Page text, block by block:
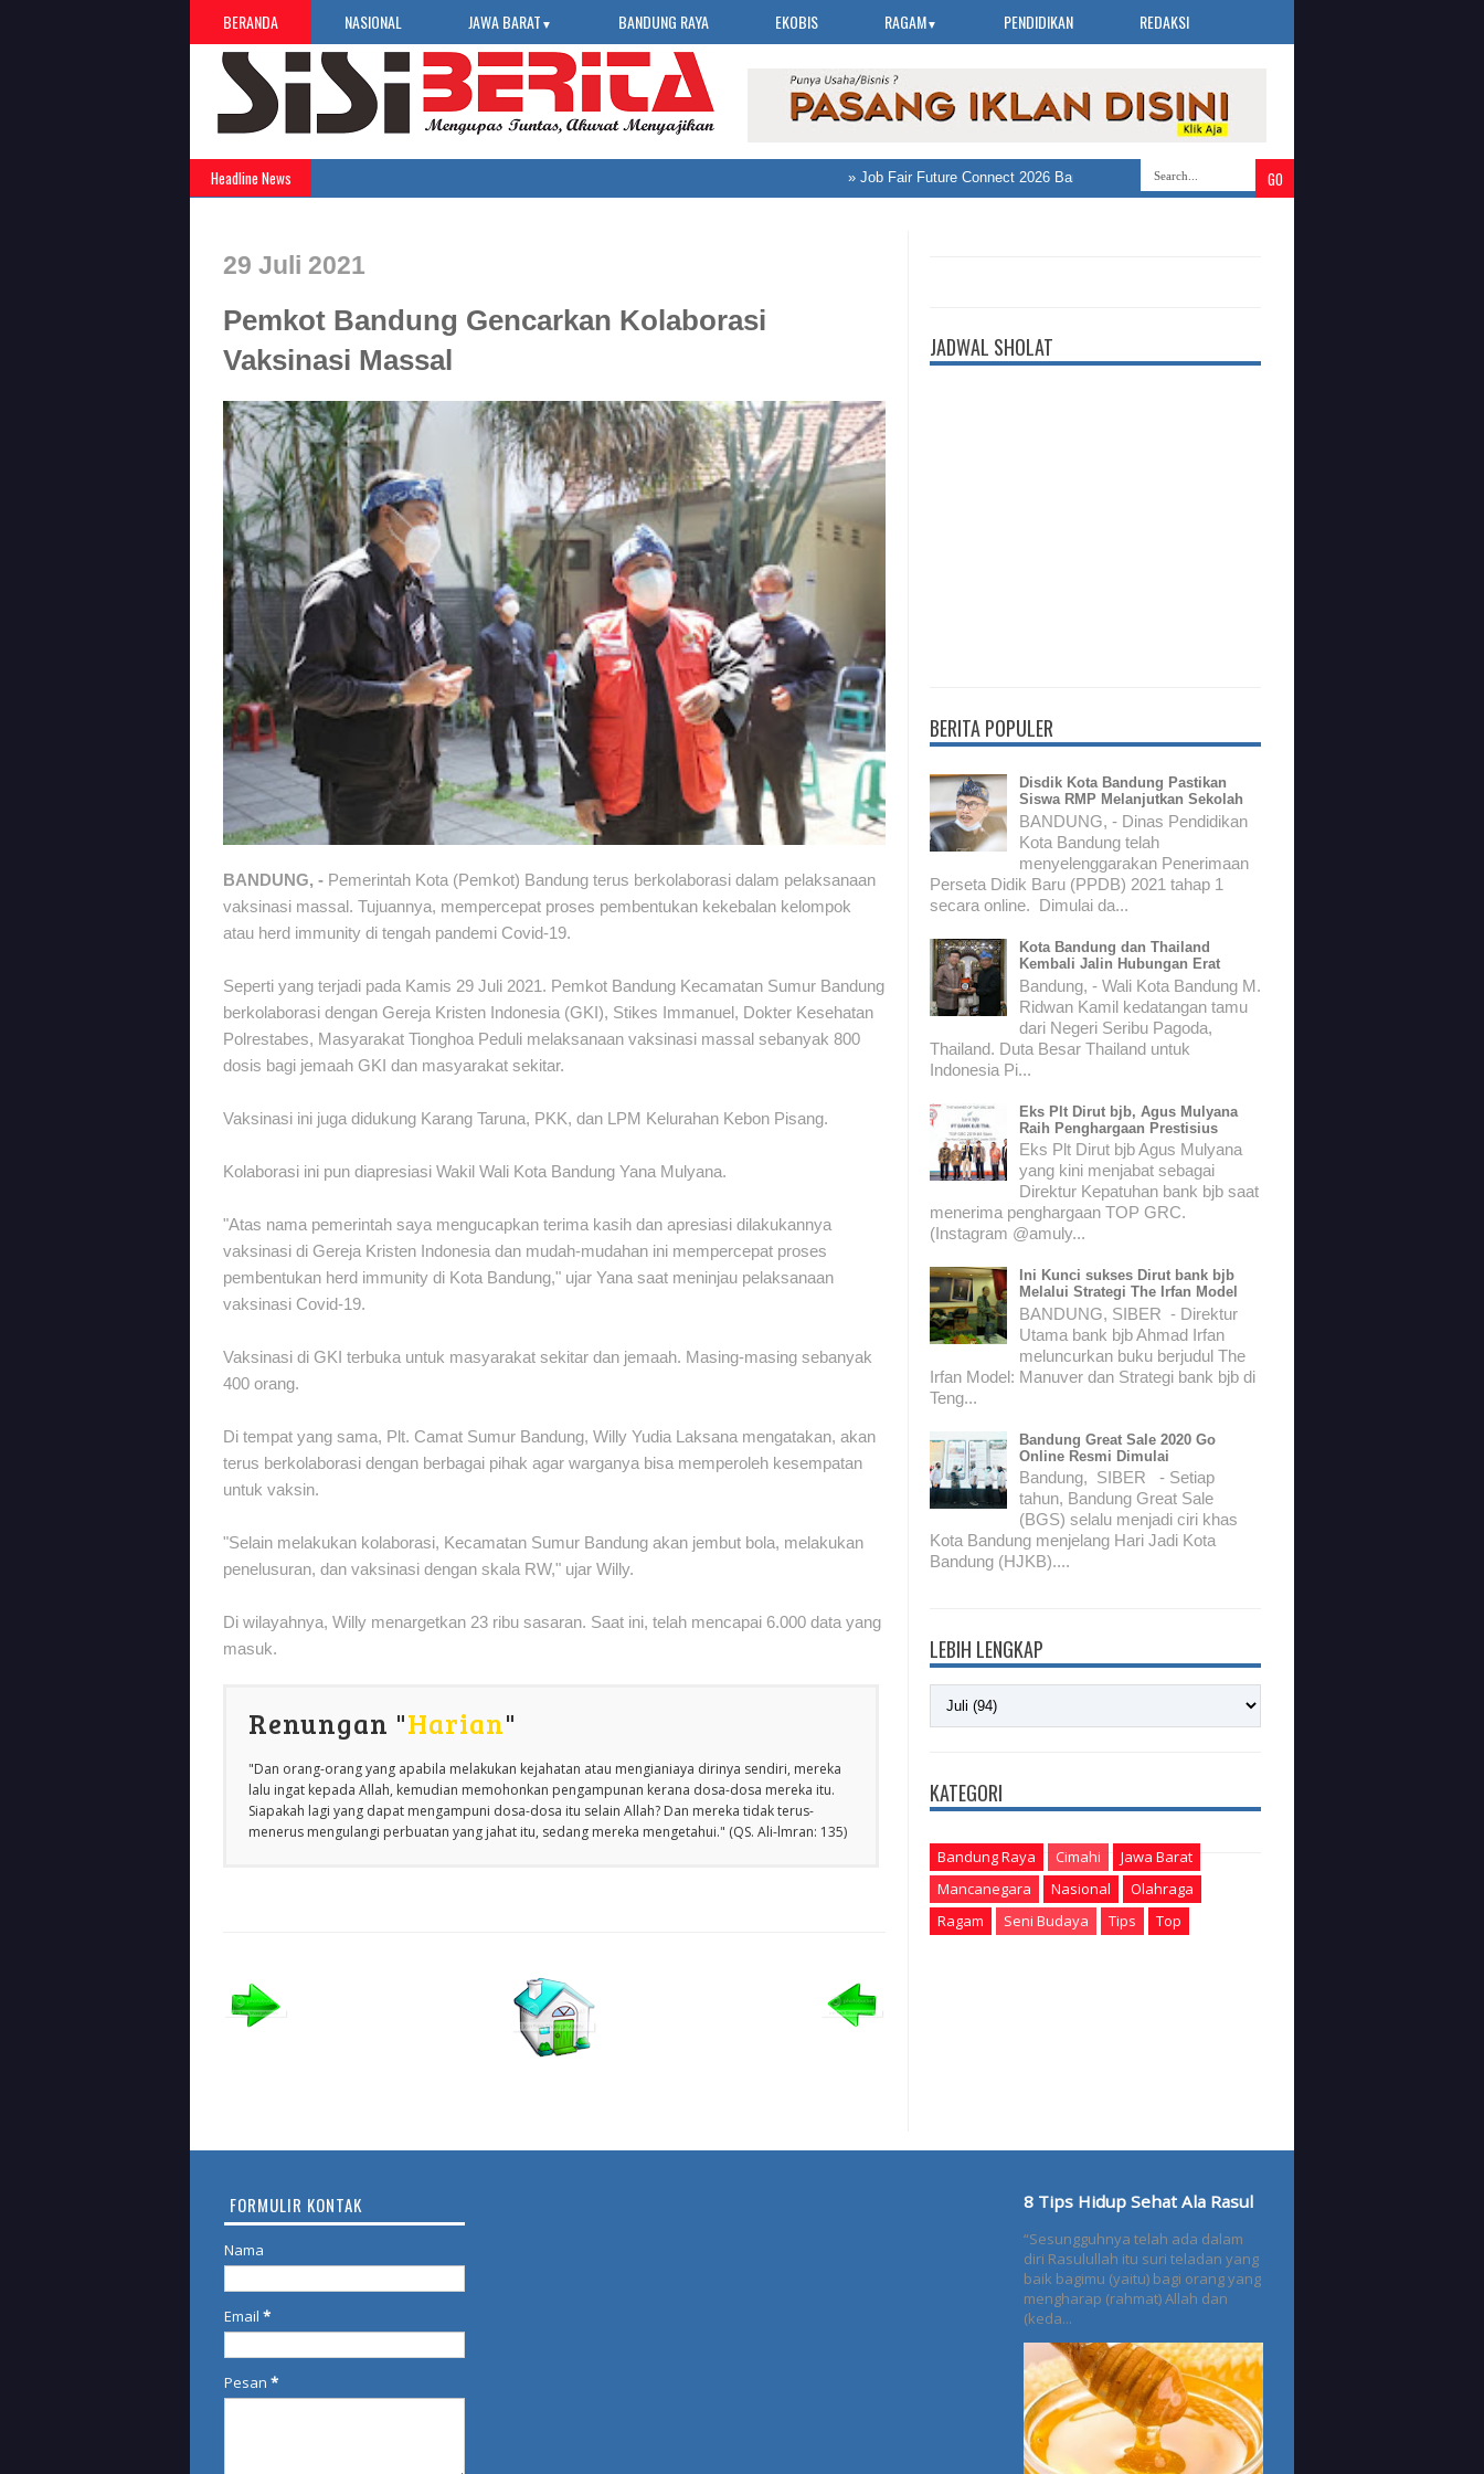
BERANDA NASIONAL JAWA BARAT ▼ BANDUNG RAYA EKOBIS RAGAM▼ PENDIDIKAN REDAKSI
Headline News Job Fair Future Connect 2026 Bandung Selatan Buka 3.019 Lowongan Kerja dari 30 Perusahaan
29 Juli 2021
Pemkot Bandung Gencarkan Kolaborasi
Vaksinasi Massal
BANDUNG, - Pemerintah Kota (Pemkot) Bandung terus berkolaborasi dalam pelaksanaan
vaksinasi massal. Tujuannya, mempercepat proses pembentukan kekebalan kelompok
atau herd immunity di tengah pandemi Covid-19.
Seperti yang terjadi pada Kamis 29 Juli 2021. Pemkot Bandung Kecamatan Sumur Bandung
berkolaborasi dengan Gereja Kristen Indonesia (GKI), Stikes Immanuel, Dokter Kesehatan
Polrestabes, Masyarakat Tionghoa Peduli melaksanaan vaksinasi massal sebanyak 800
dosis bagi jemaah GKI dan masyarakat sekitar.
Vaksinasi ini juga didukung Karang Taruna, PKK, dan LPM Kelurahan Kebon Pisang.
Kolaborasi ini pun diapresiasi Wakil Wali Kota Bandung Yana Mulyana.
"Atas nama pemerintah saya mengucapkan terima kasih dan apresiasi dilakukannya
vaksinasi di Gereja Kristen Indonesia dan mudah-mudahan ini mempercepat proses
pembentukan herd immunity di Kota Bandung," ujar Yana saat meninjau pelaksanaan
vaksinasi Covid-19.
Vaksinasi di GKI terbuka untuk masyarakat sekitar dan jemaah. Masing-masing sebanyak
400 orang.
Di tempat yang sama, Plt. Camat Sumur Bandung, Willy Yudia Laksana mengatakan, akan
terus berkolaborasi dengan berbagai pihak agar warganya bisa memperoleh kesempatan
untuk vaksin.
"Selain melakukan kolaborasi, Kecamatan Sumur Bandung akan jembut bola, melakukan
penelusuran, dan vaksinasi dengan skala RW," ujar Willy.
Di wilayahnya, Willy menargetkan 23 ribu sasaran. Saat ini, telah mencapai 6.000 data yang
masuk.
Renungan "Harian"
"Dan orang-orang yang apabila melakukan kejahatan atau mengianiaya dirinya sendiri, mereka
lalu ingat kepada Allah, kemudian memohonkan pengampunan kerana dosa-dosa mereka itu.
Siapakah lagi yang dapat mengampuni dosa-dosa itu selain Allah? Dan mereka tidak terus-
menerus mengulangi perbuatan yang jahat itu, sedang mereka mengetahui." (QS. Ali-lmran: 135)
JADWAL SHOLAT
BERITA POPULER
Disdik Kota Bandung Pastikan
Siswa RMP Melanjutkan Sekolah
BANDUNG, - Dinas Pendidikan
Kota Bandung telah
menyelenggarakan Penerimaan
Perseta Didik Baru (PPDB) 2021 tahap 1
secara online. Dimulai da...
Kota Bandung dan Thailand
Kembali Jalin Hubungan Erat
Bandung, - Wali Kota Bandung M.
Ridwan Kamil kedatangan tamu
dari Negeri Seribu Pagoda,
Thailand. Duta Besar Thailand untuk
Indonesia Pi...
Eks Plt Dirut bjb, Agus Mulyana
Raih Penghargaan Prestisius
Eks Plt Dirut bjb Agus Mulyana
yang kini menjabat sebagai
Direktur Kepatuhan bank bjb saat
menerima penghargaan TOP GRC.
(Instagram @amuly...
Ini Kunci sukses Dirut bank bjb
Melalui Strategi The Irfan Model
BANDUNG, SIBER - Direktur
Utama bank bjb Ahmad Irfan
meluncurkan buku berjudul The
Irfan Model: Manuver dan Strategi bank bjb di
Teng...
Bandung Great Sale 2020 Go
Online Resmi Dimulai
Bandung, SIBER - Setiap
tahun, Bandung Great Sale
(BGS) selalu menjadi ciri khas
Kota Bandung menjelang Hari Jadi Kota
Bandung (HJKB)....
LEBIH LENGKAP
KATEGORI
Bandung Raya Cimahi
Jawa Barat
Mancanegara
Nasional
Olahraga
Ragam
Seni Budaya Tips Top
FORMULIR KONTAK
Nama
Email *
Pesan *
8 Tips Hidup Sehat Ala Rasul
“Sesungguhnya telah ada dalam
diri Rasulullah itu suri teladan yang
baik bagimu (yaitu) bagi orang yang
mengharap (rahmat) Allah dan
(keda...